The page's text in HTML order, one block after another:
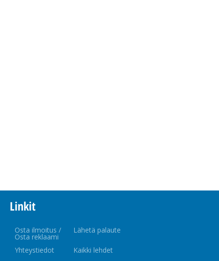
Linkit
Osta ilmoitus /
Osta reklaami
Lähetä palaute
Yhteystiedot Kaikki lehdet